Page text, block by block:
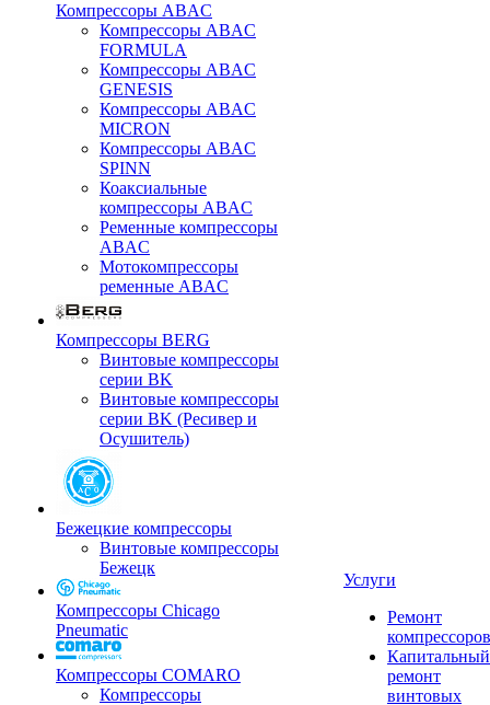
Компрессоры ABAC
Компрессоры ABAC
FORMULA
Компрессоры ABAC
GENESIS
Компрессоры ABAC
MICRON
Компрессоры ABAC
SPINN
Коаксиальные
компрессоры ABAC
Ременные компрессоры
ABAC
Мотокомпрессоры
ременные ABAC
Компрессоры BERG
Винтовые компрессоры
серии BK
Винтовые компрессоры
серии BK (Ресивер и
Осушитель)
Бежецкие компрессоры
Винтовые компрессоры
Бежецк
Компрессоры Chicago
Pneumatic
Компрессоры COMARO
Компрессоры
Услуги
Ремонт
компрессоров
Капитальный
ремонт
винтовых